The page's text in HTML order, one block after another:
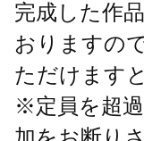
完成した作
おりますの
ただけます
※定員を超